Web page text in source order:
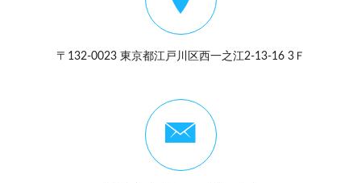
〒132-0023 東京都江戸川区西一之江2-13-16 3Ｆ